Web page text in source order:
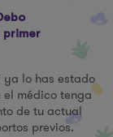
primer
ya lo has estado
médico tenga
de tu actual
previos.